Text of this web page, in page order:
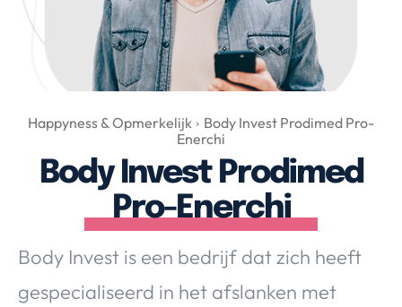
Huis & Tuin
Nieuws & Media
Over Valerie
De Top 5
Contact
VALERIE'S CHOICE
Happyness & Opmerkelijk
Body Invest Prodimed Pro-
Enerchi
Body Invest Prodimed
Pro-Enerchi
Body Invest is een bedrijf dat zich heeft
gespecialiseerd in het afslanken met